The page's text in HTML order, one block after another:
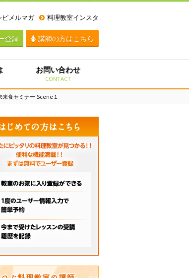
ピメルマガ 料理教室インスタ
登録 講師の方はこちら
お問い合わせ
CONTACT
来食セミナー Scene１